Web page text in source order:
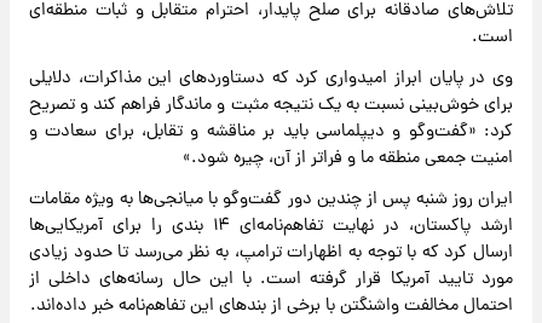
تلاش‌های صادقانه برای صلح پایدار، احترام متقابل و ثبات منطقه‌ای
است.
وی در پایان ابراز امیدواری کرد که دستاوردهای این مذاکرات، دلایلی
برای خوش‌بینی نسبت به یک نتیجه مثبت و ماندگار فراهم کند و تصریح
کرد: «گفت‌وگو و دیپلماسی باید بر مناقشه و تقابل، برای سعادت و
امنیت جمعی منطقه ما و فراتر از آن، چیره شود.»
ایران روز شنبه پس از چندین دور گفت‌وگو با میانجی‌ها به ویژه مقامات
ارشد پاکستان، در نهایت تفاهم‌نامه‌ای ۱۴ بندی را برای آمریکایی‌ها
ارسال کرد که با توجه به اظهارات ترامپ، به نظر می‌رسد تا حدود زیادی
مورد تایید آمریکا قرار گرفته است. با این حال رسانه‌های داخلی از
احتمال مخالفت واشنگتن با برخی از بندهای این تفاهم‌نامه خبر داده‌اند.